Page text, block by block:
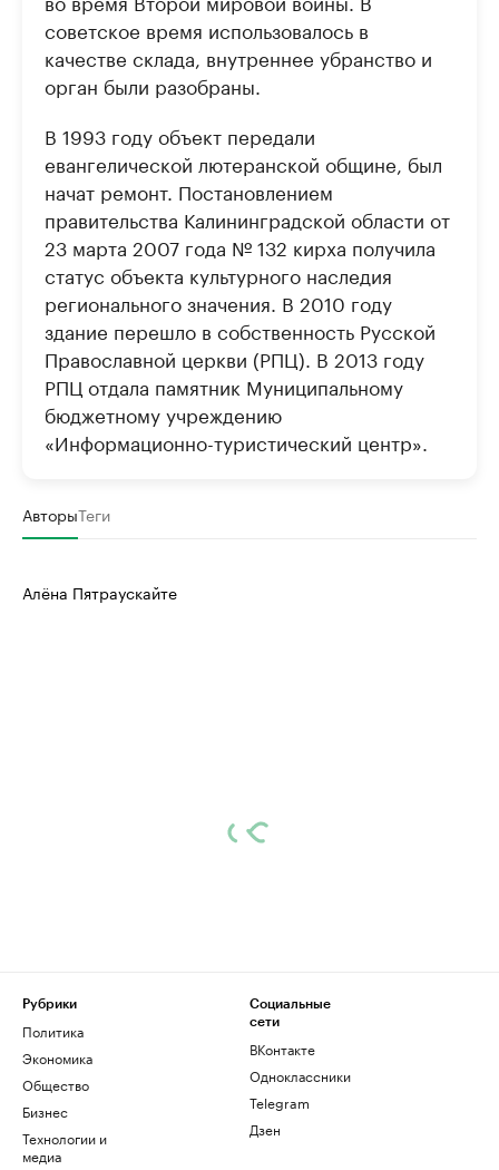
советское время использовалось в
качестве склада, внутреннее убранство и
орган были разобраны.
В 1993 году объект передали
евангелической лютеранской общине, был
начат ремонт. Постановлением
правительства Калининградской области от
23 марта 2007 года № 132 кирха получила
статус объекта культурного наследия
регионального значения. В 2010 году
здание перешло в собственность Русской
Православной церкви (РПЦ). В 2013 году
РПЦ отдала памятник Муниципальному
бюджетному учреждению
«Информационно-туристический центр».
АвторыТеги
Алёна Пятраускайте
Рубрики
Политика
Экономика
Общество
Бизнес
Технологии и
медиа
Социальные
сети
ВКонтакте
Одноклассники
Telegram
Дзен